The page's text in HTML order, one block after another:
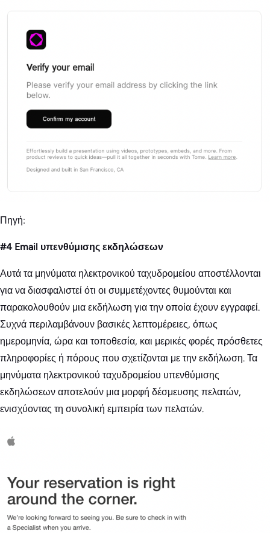
Πηγή:
#4 Email υπενθύμισης εκδηλώσεων
Αυτά τα μηνύματα ηλεκτρονικού ταχυδρομείου αποστέλλονται
για να διασφαλιστεί ότι οι συμμετέχοντες θυμούνται και
παρακολουθούν μια εκδήλωση για την οποία έχουν εγγραφεί.
Συχνά περιλαμβάνουν βασικές λεπτομέρειες, όπως
ημερομηνία, ώρα και τοποθεσία, και μερικές φορές πρόσθετες
πληροφορίες ή πόρους που σχετίζονται με την εκδήλωση. Τα
μηνύματα ηλεκτρονικού ταχυδρομείου υπενθύμισης
εκδηλώσεων αποτελούν μια μορφή δέσμευσης πελατών,
ενισχύοντας τη συνολική εμπειρία των πελατών.